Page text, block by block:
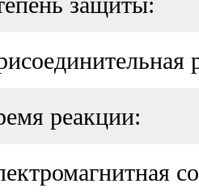
реакции: